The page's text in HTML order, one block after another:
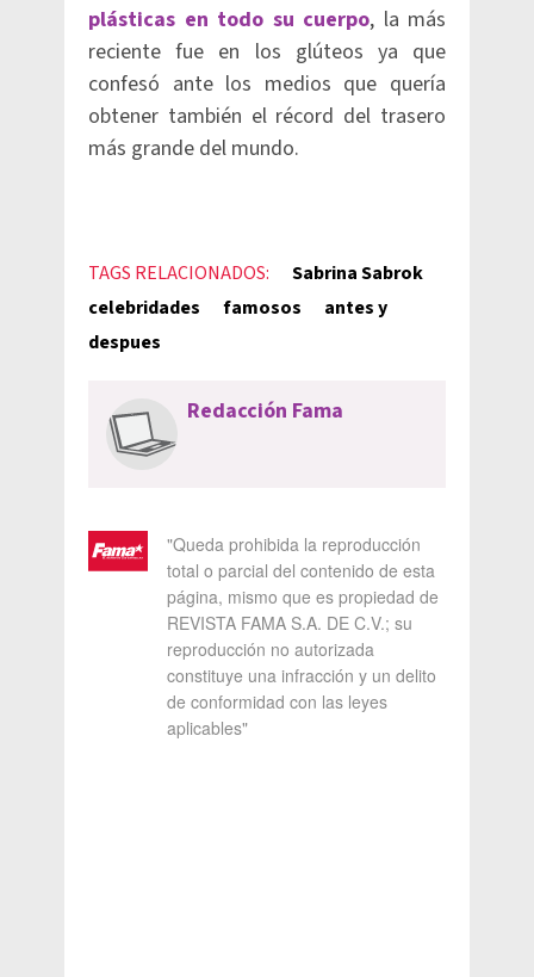
plásticas en todo su cuerpo, la más
reciente fue en los glúteos ya que
confesó ante los medios que quería
obtener también el récord del trasero
más grande del mundo.
TAGS RELACIONADOS:
Sabrina Sabrok
celebridades
famosos
antes y
despues
Redacción Fama
"Queda prohibida la reproducción
total o parcial del contenido de esta
página, mismo que es propiedad de
REVISTA FAMA S.A. DE C.V.; su
reproducción no autorizada
constituye una infracción y un delito
de conformidad con las leyes
aplicables"